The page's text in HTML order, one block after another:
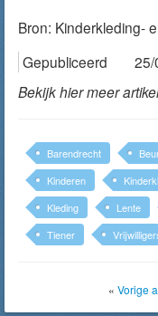
Bron: Kinderkleding-
Gepubliceerd
25/
Bekijk hier meer
Barendrecht
Kinderen
Kleding
Lente
Tiener
« Vorige